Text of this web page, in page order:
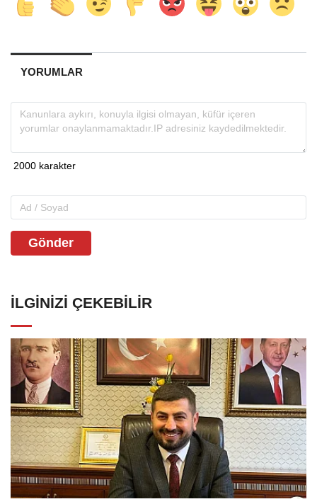
YORUMLAR
Gönder
İLGINIZI ÇEKEBILIR